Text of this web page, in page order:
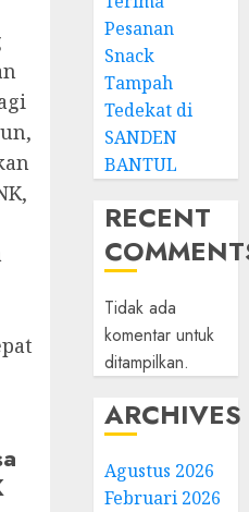
Pesanan
Snack
Tampah
Tedekat di
SANDEN
BANTUL
RECENT
Tidak ada
komentar untuk
ditampilkan.
ARCHIVES
Agustus 2026
Februari 2026